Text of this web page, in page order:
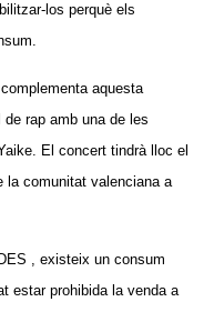
los perquè els
aquesta
de rap amb una de les
El concert tindrà lloc el
la comunitat valenciana a
, existeix un consum
estar prohibida la venda a